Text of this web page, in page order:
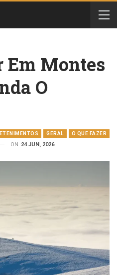
Em Montes
O
GERAL O QUE FAZER
ON 24 JUN, 2026